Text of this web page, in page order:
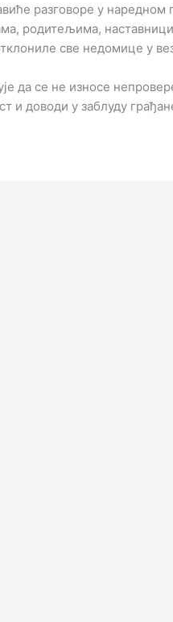
разговоре у наредном
родитељима,
све недомице у
да се не износе
и доводи у заблуду